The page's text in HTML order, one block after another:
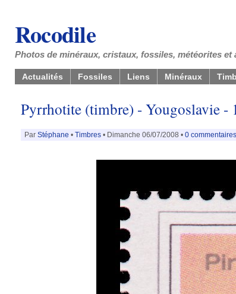
Rocodile
Photos de minéraux, cristaux, fossiles, météorites
Actualités Fossiles Liens Minéraux
Pyrrhotite (timbre) - Yougoslavie -
Par Stéphane • Timbres • Dimanche 06/07/2008 • 0 commentaires